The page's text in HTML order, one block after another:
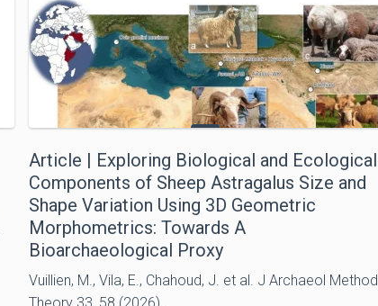
Article | Exploring Biological and Ecological
Components of Sheep Astragalus Size and
Shape Variation Using 3D Geometric
Morphometrics: Towards A
Bioarchaeological Proxy
Vuillien, M., Vila, E., Chahoud, J. et al. J Archaeol Method